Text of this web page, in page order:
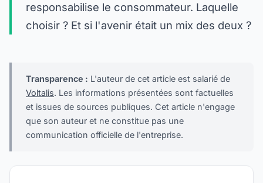
responsabilise le consommateur. Laquelle
choisir ? Et si l'avenir était un mix des deux ?
Transparence : L'auteur de cet article est salarié de
Voltalis. Les informations présentées sont factuelles
et issues de sources publiques. Cet article n'engage
que son auteur et ne constitue pas une
communication officielle de l'entreprise.